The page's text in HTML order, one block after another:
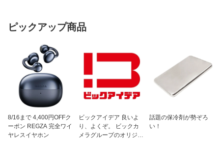
ピックアップ商品
8/16まで 4,400円OFFク
ーポン REGZA 完全ワイ
ヤレスイヤホン
ビックアイデア 良いよ
り、よくぞ。 ビックカ
メラグループのオリジナ
話題の保冷剤が勢ぞろ
い！